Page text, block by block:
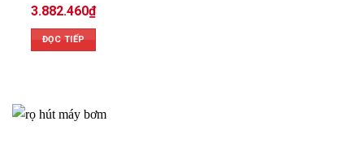
3.882.460₫
ĐỌC TIẾP